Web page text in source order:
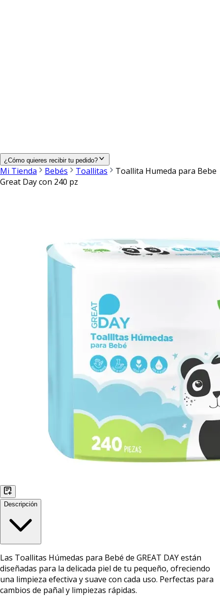
¿Cómo quieres recibir tu pedido?
Mi Tienda Bebés Toallitas
Toallita Humeda para Bebe
Great Day con 240 pz
Descripción
Las Toallitas Húmedas para Bebé de GREAT DAY están
diseñadas para la delicada piel de tu pequeño, ofreciendo
una limpieza efectiva y suave con cada uso. Perfectas para
cambios de pañal y limpiezas rápidas.